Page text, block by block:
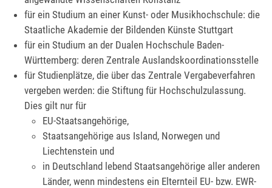
für ein Studium an einer Kunst- oder Musikhochschule: die
Staatliche Akademie der Bildenden Künste Stuttgart
für ein Studium an der Dualen Hochschule Baden-
Württemberg: deren Zentrale Auslandskoordinationsstelle
für Studienplätze, die über das Zentrale Vergabeverfahren
vergeben werden: die Stiftung für Hochschulzulassung.
Dies gilt nur für
EU-Staatsangehörige,
Staatsangehörige aus Island, Norwegen und
Liechtenstein und
in Deutschland lebend Staatsangehörige aller anderen
Länder, wenn mindestens ein Elternteil EU- bzw. EWR-